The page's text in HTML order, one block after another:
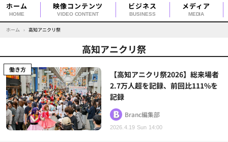
ホーム
HOME
映像コンテンツ
VIDEO CONTENT
ビジネス
BUSINESS
メディア
MEDIA
ホーム › 高知アニクリ祭
高知アニクリ祭
働き方
2026.4.19 Sun 14:00
【高知アニクリ祭2026】総来場者
2.7万人超を記録、前回比111%を
記録
Branc編集部